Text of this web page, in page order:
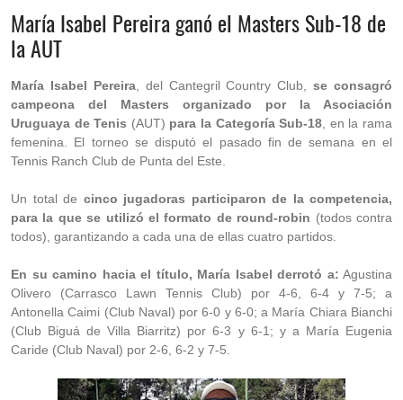
María Isabel Pereira ganó el Masters Sub-18 de
la AUT
María Isabel Pereira, del Cantegril Country Club,se consagró
campeona del Masters organizado por la Asociación
Uruguaya de Tenis (AUT) para la Categoría Sub-18 , en la rama
femenina. El torneo se disputó el pasado fin de semana en el
Tennis Ranch Club de Punta del Este.
Un total de cinco jugadoras participaron de la competencia,
para la que se utilizó el formato de round-robin (todos contra
todos), garantizando a cada una de ellas cuatro partidos.
En su camino hacia el título, María Isabel derrotó a: Agustina
Olivero (Carrasco Lawn Tennis Club) por 4-6, 6-4 y 7-5; a
Antonella Caimi (Club Naval) por 6-0 y 6-0; a María Chiara Bianchi
(Club Biguá de Villa Biarritz) por 6-3 y 6-1; y a María Eugenia
Caride (Club Naval) por 2-6, 6-2 y 7-5.